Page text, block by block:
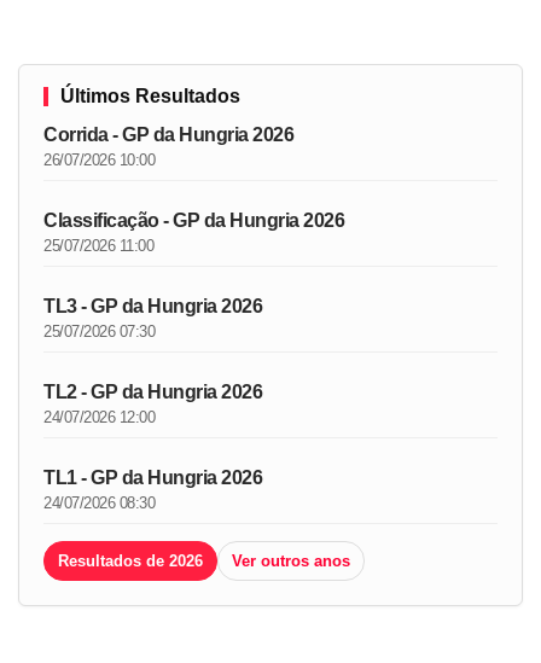
Últimos Resultados
Corrida - GP da Hungria 2026
26/07/2026 10:00
Classificação - GP da Hungria 2026
25/07/2026 11:00
TL3 - GP da Hungria 2026
25/07/2026 07:30
TL2 - GP da Hungria 2026
24/07/2026 12:00
TL1 - GP da Hungria 2026
24/07/2026 08:30
Resultados de 2026 Ver outros anos